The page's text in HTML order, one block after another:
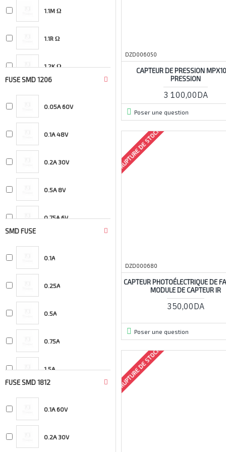
1.1M Ω
1.1R Ω
1.2K Ω
1.5M Ω
1.5R Ω
1.6K Ω
1.6M Ω
1.6R Ω
FUSE SMD 1206
0.05A 60V
0.1A 48V
0.2A 30V
0.5A 8V
0.75A 6V
SMD FUSE
0.1A
0.25A
0.5A
0.75A
1.5A
FUSE SMD 1812
0.1A 60V
0.2A 30V
DZD006050
CAPTEUR DE PRESSION
PRESSION
3 100,00DA
Poser une question
RUPTURE DE STOCK
DZD000680
CAPTEUR PHOTOÉLECTRIQUE DE
MODULE DE CAPTEUR IR
350,00DA
Poser une question
RUPTURE DE STOCK